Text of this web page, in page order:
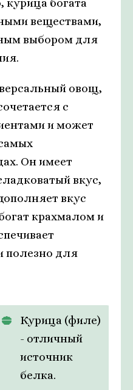
курица богата
веществами,
выбором для
овощ,
с
и может
Он имеет
вкус,
вкус
крахмалом и
полезно для
Курица (филе)
- отличный
источник
белка.